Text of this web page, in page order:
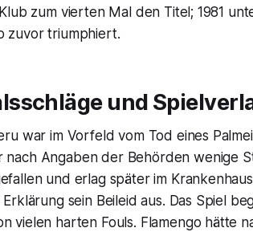
zum vierten Mal den Titel; 1981
zuvor triumphiert.
und
war im Vorfeld vom Tod eines
nach Angaben der Behörden wenige
und erlag später im
sein Beileid aus. Das Spiel
vielen harten Fouls. Flamengo hätte